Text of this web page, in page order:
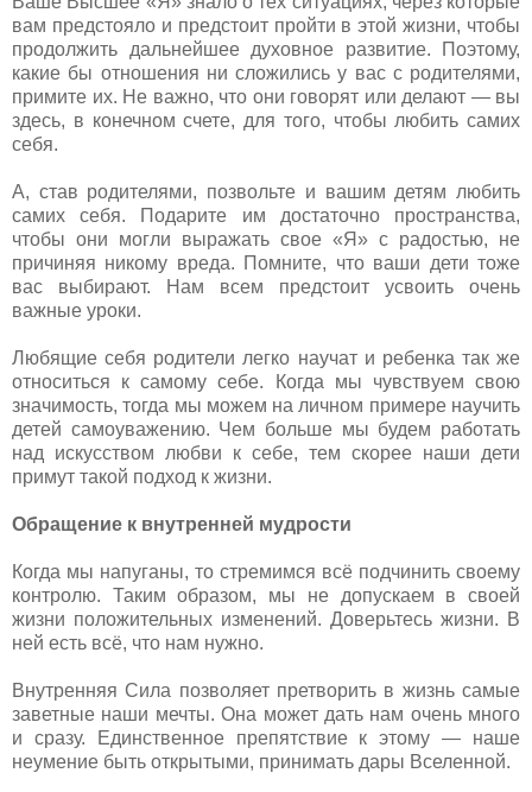
вам предстояло и предстоит пройти в этой жизни, чтобы
продолжить дальнейшее духовное развитие. Поэтому,
какие бы отношения ни сложились у вас с родителями,
примите их. Не важно, что они говорят или делают — вы
здесь, в конечном счете, для того, чтобы любить самих
себя.
А, став родителями, позвольте и вашим детям любить
самих себя. Подарите им достаточно пространства,
чтобы они могли выражать свое «Я» с радостью, не
причиняя никому вреда. Помните, что ваши дети тоже
вас выбирают. Нам всем предстоит усвоить очень
важные уроки.
Любящие себя родители легко научат и ребенка так же
относиться к самому себе. Когда мы чувствуем свою
значимость, тогда мы можем на личном примере научить
детей самоуважению. Чем больше мы будем работать
над искусством любви к себе, тем скорее наши дети
примут такой подход к жизни.
Обращение к внутренней мудрости
Когда мы напуганы, то стремимся всё подчинить своему
контролю. Таким образом, мы не допускаем в своей
жизни положительных изменений. Доверьтесь жизни. В
ней есть всё, что нам нужно.
Внутренняя Сила позволяет претворить в жизнь самые
заветные наши мечты. Она может дать нам очень много
и сразу. Единственное препятствие к этому — наше
неумение быть открытыми, принимать дары Вселенной.